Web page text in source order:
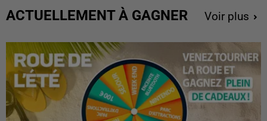
ACTUELLEMENT À GAGNER Voir plus